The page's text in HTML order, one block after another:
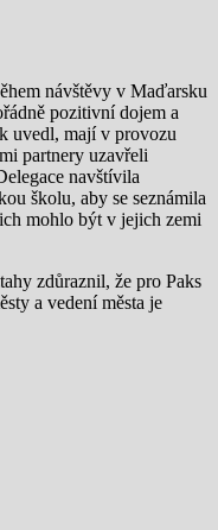
návštěvy v Maďarsku
pozitivní dojem a
uvedl, mají v provozu
partnery uzavřeli
navštívila
školu, aby se seznámila
mohlo být v jejich zemi
zdůraznil, že pro Paks
a vedení města je